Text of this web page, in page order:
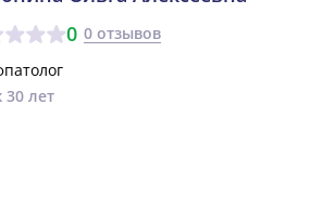
0 0 отзывов
30 лет